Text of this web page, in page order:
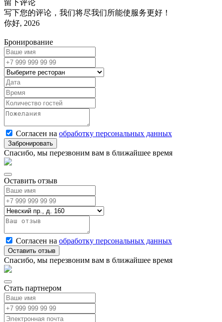
留下评论
写下您的评论，我们将尽我们所能使服务更好！
你好, 2026
Бронирование
Согласен на обработку персональных данных
Спасибо, мы перезвоним вам в ближайшее время
Оставить отзыв
Согласен на обработку персональных данных
Спасибо, мы перезвоним вам в ближайшее время
Стать партнером